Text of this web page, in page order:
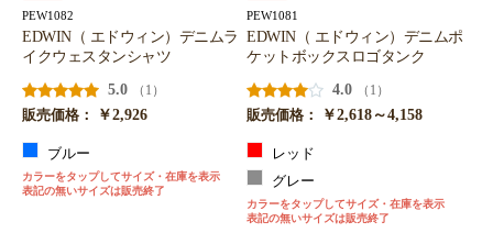
PEW1082
EDWIN（ エドウィン）デニムラ
イクウェスタンシャツ
5.0
（1）
販売価格：
￥2,926
ブルー
カラーをタップしてサイズ・在庫を表示
表記の無いサイズは販売終了
PEW1081
EDWIN（ エドウィン）デニムポ
ケットボックスロゴタンク
4.0
（1）
販売価格：
￥2,618～4,158
レッド
グレー
カラーをタップしてサイズ・在庫を表示
表記の無いサイズは販売終了